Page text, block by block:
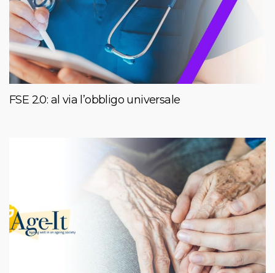
FSE 2.0: al via l’obbligo universale